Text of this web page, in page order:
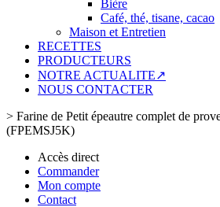
Bière
Café, thé, tisane, cacao
Maison et Entretien
RECETTES
PRODUCTEURS
NOTRE ACTUALITE↗
NOUS CONTACTER
> Farine de Petit épeautre complet de
(FPEMSJ5K)
Accès direct
Commander
Mon compte
Contact